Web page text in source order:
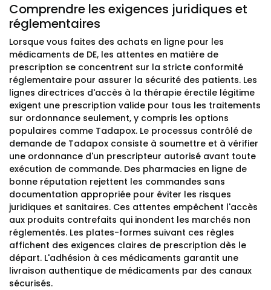
Comprendre les exigences juridiques et
réglementaires
Lorsque vous faites des achats en ligne pour les
médicaments de DE, les attentes en matière de
prescription se concentrent sur la stricte conformité
réglementaire pour assurer la sécurité des patients. Les
lignes directrices d'accès à la thérapie érectile légitime
exigent une prescription valide pour tous les traitements
sur ordonnance seulement, y compris les options
populaires comme Tadapox. Le processus contrôlé de
demande de Tadapox consiste à soumettre et à vérifier
une ordonnance d'un prescripteur autorisé avant toute
exécution de commande. Des pharmacies en ligne de
bonne réputation rejettent les commandes sans
documentation appropriée pour éviter les risques
juridiques et sanitaires. Ces attentes empêchent l'accès
aux produits contrefaits qui inondent les marchés non
réglementés. Les plates-formes suivant ces règles
affichent des exigences claires de prescription dès le
départ. L'adhésion à ces médicaments garantit une
livraison authentique de médicaments par des canaux
sécurisés.